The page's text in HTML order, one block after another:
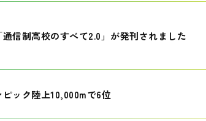
信制高校のすべて2.0」が発刊されました
ック陸上10,000mで6位